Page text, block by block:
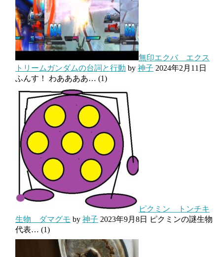
無印エクバ エクス
トリームガンダムの台詞と行動 by 神子 2024年2月11日
ふんす！ わああああ… (1)
ピクミン トンチキ
生物 ダマグモ by 神子 2023年9月8日
ピクミンの謎生物
代表… (1)